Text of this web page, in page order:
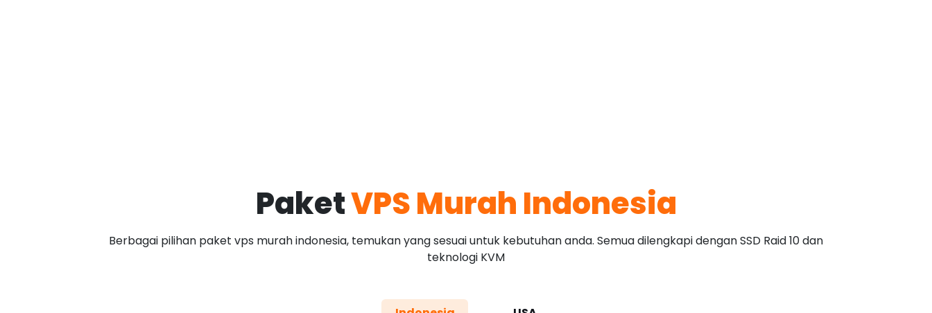
PaketVPS Murah Indonesia
Berbagai pilihan paket vps murah indonesia, temukan yang sesuai untuk kebutuhan anda. Semua dilengkapi dengan SSD Raid 10 dan
teknologi KVM